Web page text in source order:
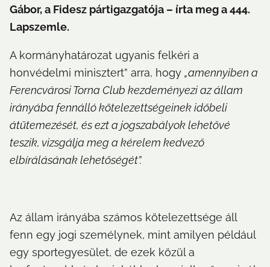
Gábor, a Fidesz pártigazgatója – írta meg a 444.
Lapszemle.
A kormányhatározat ugyanis felkéri a
honvédelmi minisztert” arra, hogy „amennyiben a
Ferencvárosi Torna Club kezdeményezi az állam
irányába fennálló kötelezettségeinek időbeli
átütemezését, és ezt a jogszabályok lehetővé
teszik, vizsgálja meg a kérelem kedvező
elbírálásának lehetőségét”.
Az állam irányába számos kötelezettsége áll
fenn egy jogi személynek, mint amilyen például
egy sportegyesület, de ezek közül a